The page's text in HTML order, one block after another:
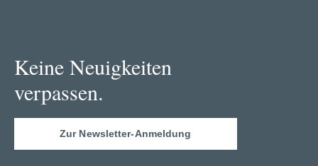
Keine Neuigkeiten
verpassen.
Zur Newsletter-Anmeldung